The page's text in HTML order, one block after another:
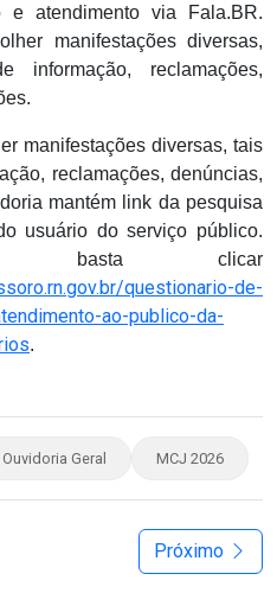
e atendimento via Fala.BR.
manifestações diversas,
informação, reclamações,
manifestações diversas, tais
reclamações, denúncias,
mantém link da pesquisa
usuário do serviço público.
basta clicar
questionario-de-
ao-publico-da-
.
Ouvidoria Geral MCJ 2026
Próximo